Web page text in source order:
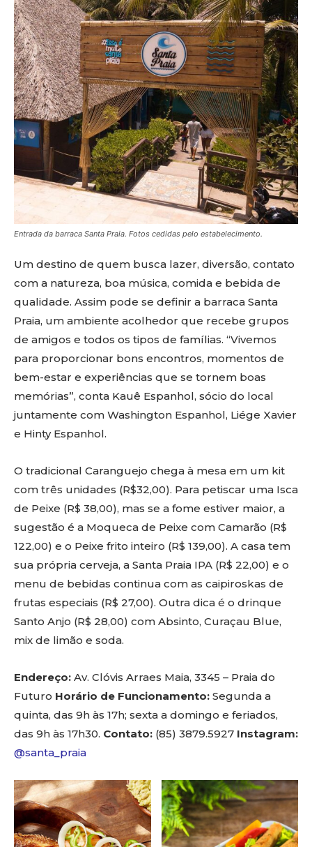
Entrada da barraca Santa Praia. Fotos cedidas pelo estabelecimento.
Um destino de quem busca lazer, diversão, contato
com a natureza, boa música, comida e bebida de
qualidade. Assim pode se definir a barraca Santa
Praia, um ambiente acolhedor que recebe grupos
de amigos e todos os tipos de famílias. “Vivemos
para proporcionar bons encontros, momentos de
bem-estar e experiências que se tornem boas
memórias”, conta Kauê Espanhol, sócio do local
juntamente com Washington Espanhol, Liége Xavier
e Hinty Espanhol.
O tradicional Caranguejo chega à mesa em um kit
com três unidades (R$32,00). Para petiscar uma Isca
de Peixe (R$ 38,00), mas se a fome estiver maior, a
sugestão é a Moqueca de Peixe com Camarão (R$
122,00) e o Peixe frito inteiro (R$ 139,00). A casa tem
sua própria cerveja, a Santa Praia IPA (R$ 22,00) e o
menu de bebidas continua com as caipiroskas de
frutas especiais (R$ 27,00). Outra dica é o drinque
Santo Anjo (R$ 28,00) com Absinto, Curaçau Blue,
mix de limão e soda.
Endereço: Av. Clóvis Arraes Maia, 3345 – Praia do
Futuro Horário de Funcionamento: Segunda a
quinta, das 9h às 17h; sexta a domingo e feriados,
das 9h às 17h30. Contato: (85) 3879.5927 Instagram:
@santa_praia